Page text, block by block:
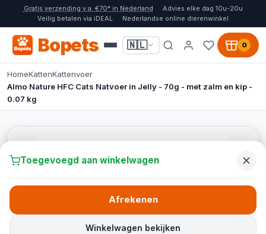
Gratis verzending v.a. €70* in Nederland
Advies elke dag 10u-20u
Veilig betalen via iDEAL
Nederlandse online dierenwinkel
Bopets 🇳🇱 0
HomeKattenKattenvoer
Almo Nature HFC Cats Natvoer in Jelly - 70g - met zalm en kip -
0.07 kg
Toegevoegd aan winkelwagen
Winkelwagen bekijken
Afrekenen